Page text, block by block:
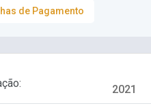
de Pagamento
2021